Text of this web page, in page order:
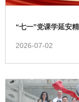
“七一”党课学延安
2026-07-02